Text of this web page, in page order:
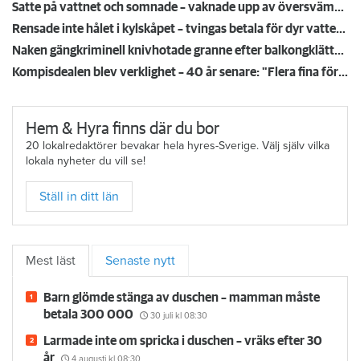
Satte på vattnet och somnade – vaknade upp av översvämning hos grannen
Rensade inte hålet i kylskåpet – tvingas betala för dyr vattenskada
Naken gängkriminell knivhotade granne efter balkongklättring
Kompisdealen blev verklighet – 40 år senare: "Flera fina fördelar med att dela bostad"
Hem & Hyra finns där du bor
20 lokalredaktörer bevakar hela hyres-Sverige. Välj själv vilka
lokala nyheter du vill se!
Ställ in ditt län
Mest läst Senaste nytt
Barn glömde stänga av duschen – mamman måste
betala 300 000
30 juli kl 08:30
Larmade inte om spricka i duschen – vräks efter 30
år